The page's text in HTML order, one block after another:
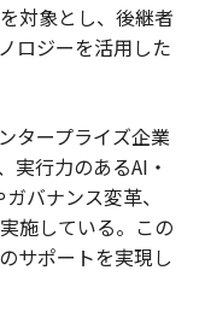
対象とし、後継者
ロジーを活用した
タープライズ企業
実行力のあるAI・
バナンス変革、
施している。この
サポートを実現し